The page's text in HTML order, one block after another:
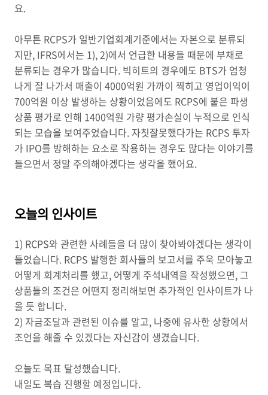
요.
아무튼 RCPS가 일반기업회계기준에서는 자본으로 분류되
지만, IFRS에서는 1), 2)에서 언급한 내용들 때문에 부채로
분류되는 경우가 많습니다. 빅히트의 경우에도 BTS가 엄청
나게 잘 나가서 매출이 4000억원 가까이 찍히고 영업이익이
700억원 이상 발생하는 상황이었음에도 RCPS에 붙은 파생
상품 평가로 인해 1400억원 가량 평가손실이 누적으로 인식
되는 모습을 보여주었습니다. 자칫잘못했다가는 RCPS 투자
가 IPO를 방해하는 요소로 작용하는 경우도 많다는 이야기를
들으면서 정말 주의해야겠다는 생각을 했어요.
오늘의 인사이트
1) RCPS와 관련한 사례들을 더 많이 찾아봐야겠다는 생각이
들었습니다. RCPS 발행한 회사들의 보고서를 주욱 모아놓고
어떻게 회계처리를 했고, 어떻게 주석내역을 작성했으면, 그
상품들의 조건은 어떤지 정리해보면 추가적인 인사이트가 나
올 듯 합니다.
2) 자금조달과 관련된 이슈를 알고, 나중에 유사한 상황에서
조언을 해줄 수 있겠다는 자신감이 생겼습니다.
오늘도 목표 달성했습니다.
내일도 복습 진행할 예정입니다.